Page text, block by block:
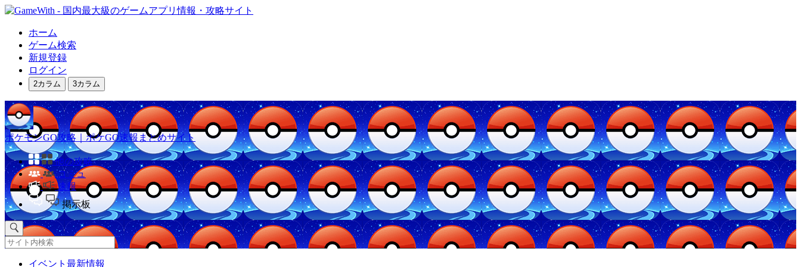
ホーム
ゲーム検索
新規登録
ログイン
2カラム 3カラム
ポケモンGO攻略｜ポケGO速報まとめサイト
他の攻略
コミュ
速報
掲示板
イベント最新情報